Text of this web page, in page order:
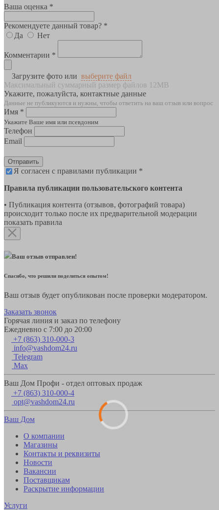
Ваша оценка *
Рекомендуете данный товар? *
Да
Нет
Комментарии *
Загрузите фото или выберите файл
Максимальный суммарный размер файлов 12MB
Укажите, пожалуйста, контактные данные
Данные не публикуются и нужны, чтобы ответить на ваш отзыв или вопрос
Имя *
Укажите Ваше имя или псевдоним
Телефон
Email
Отправить
Я согласен с правилами публикации *
Правила публикации пользовательского контента
• Публикация контента (отзывов, фотографий товара)
происходит только после их предварительной модерации
показать правила
Ваш отзыв отправлен!
Спасибо, что решили поделиться опытом!
Ваш отзыв будет опубликован после проверки модератором.
Заказать звонок
Горячая линия и заказ по телефону
Ежедневно с 7:00 до 20:00
+7 (863) 310-000-3
info@vashdom24.ru
Telegram
Max
Ваш Дом Профи - отдел оптовых продаж
+7 (863) 310-000-4
opt@vashdom24.ru
Ваш Дом
О компании
Магазины
Контакты и реквизиты
Новости
Вакансии
Поставщикам
Раскрытие информации
Услуги